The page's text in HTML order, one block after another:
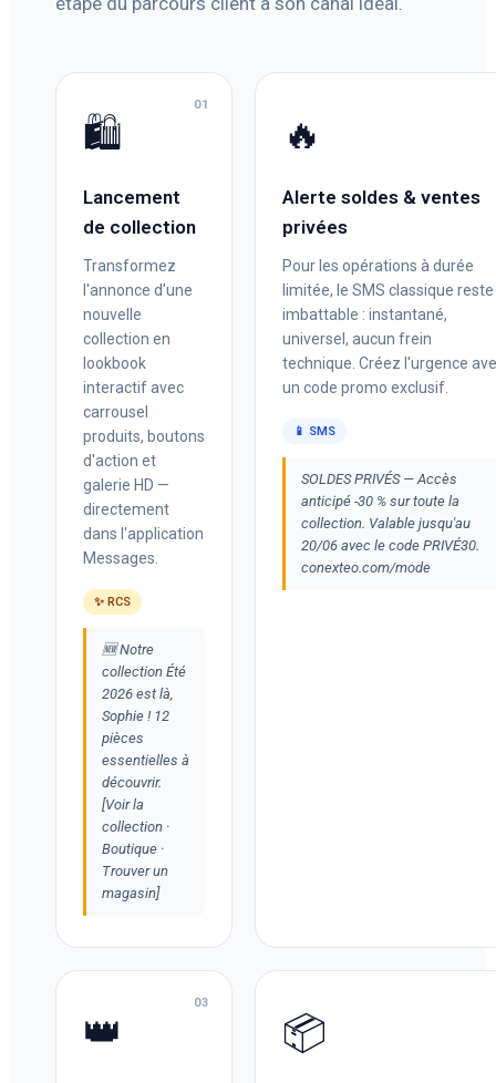
01
🛍️
Lancement
de collection
Transformez
l'annonce d'une
nouvelle
collection en
lookbook
interactif avec
carrousel
produits, boutons
d'action et
galerie HD —
directement
dans l'application
Messages.
✨ RCS
🆕 Notre
collection Été
2026 est là,
Sophie ! 12
pièces
essentielles à
découvrir.
[Voir la
collection ·
Boutique ·
Trouver un
magasin]
🔥
Alerte soldes & ventes
privées
Pour les opérations à durée
limitée, le SMS classique reste
imbattable : instantané,
universel, aucun frein
technique. Créez l'urgence
un code promo exclusif.
📱 SMS
SOLDES PRIVÉS — Accès
anticipé -30 % sur toute la
collection. Valable jusqu'au
20/06 avec le code PRIVÉ30.
conexteo.com/mode
03
👑 📦